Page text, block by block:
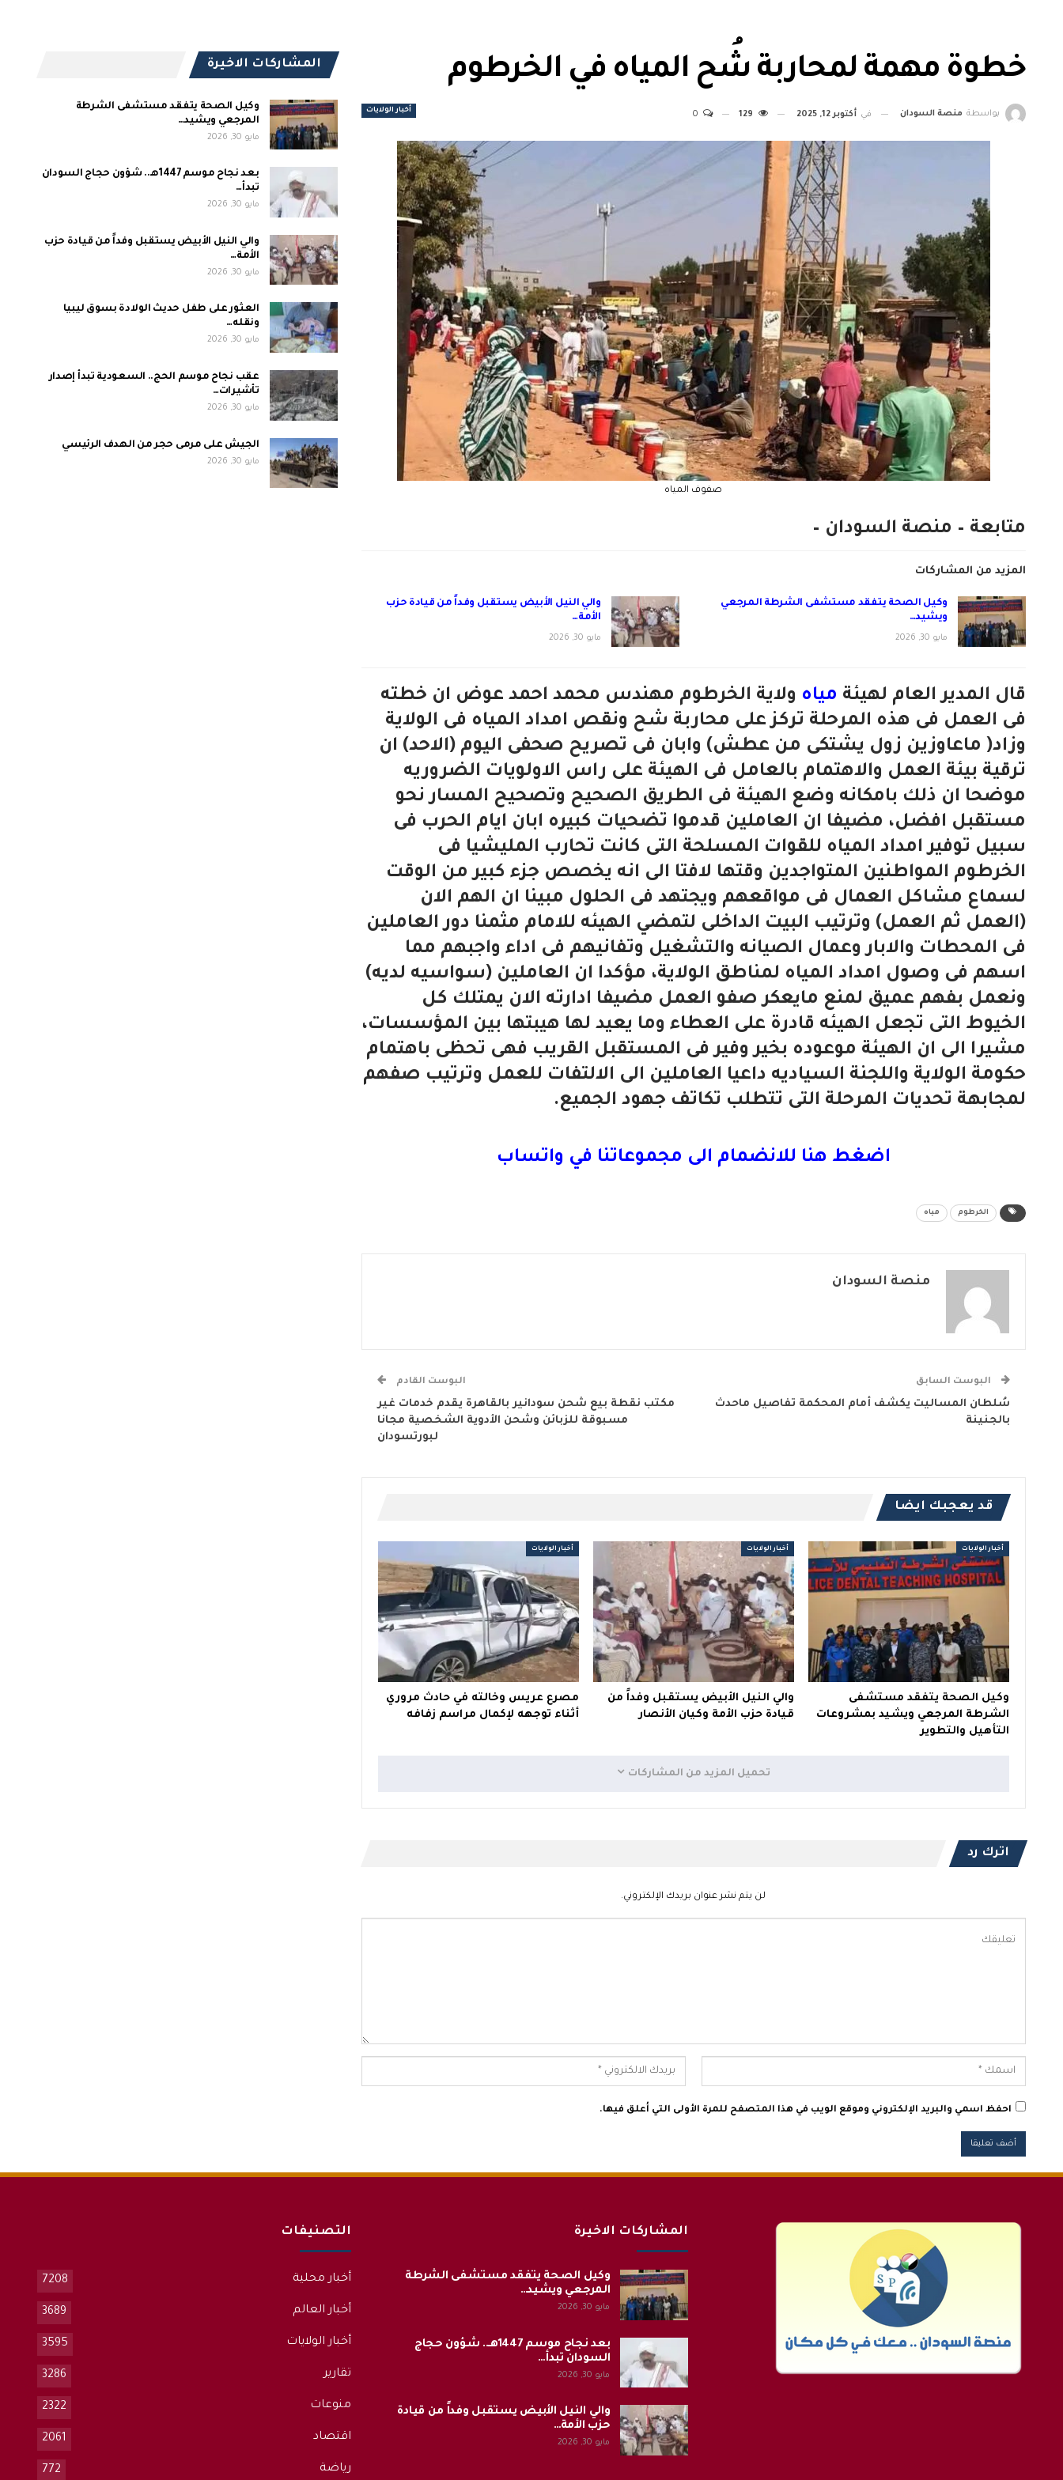
خطوة مهمة لمحاربة شُح المياه في الخرطوم
أخبار الولايات بواسطة منصة السودان في أكتوبر 12, 2025 129
صفوف المياه
متابعة – منصة السودان –
المزيد من المشاركات
وكيل الصحة يتفقد مستشفى الشرطة المرجعي
ويشيد…
مايو 30, 2026
والي النيل الأبيض يستقبل وفداً من قيادة حزب
الأمة…
مايو 30, 2026
قال المدير العام لهيئة مياه ولاية الخرطوم مهندس محمد احمد عوض ان خطته
فى العمل فى هذه المرحلة تركز على محاربة شح ونقص امداد المياه فى الولاية
وزاد( ماعاوزين زول يشتكى من عطش) وابان فى تصريح صحفى اليوم (الاحد) ان
ترقية بيئة العمل والاهتمام بالعامل فى الهيئة على راس الاولويات الضروريه
موضحا ان ذلك بامكانه وضع الهيئة فى الطريق الصحيح وتصحيح المسار نحو
مستقبل افضل، مضيفا ان العاملين قدموا تضحيات كبيره ابان ايام الحرب فى
سبيل توفير امداد المياه للقوات المسلحة التى كانت تحارب المليشيا فى
الخرطوم المواطنين المتواجدين وقتها لافتا الى انه يخصص جزء كبير من الوقت
لسماع مشاكل العمال فى مواقعهم ويجتهد فى الحلول مبينا ان الهم الان
(العمل ثم العمل) وترتيب البيت الداخلى لتمضي الهيئه للامام مثمنا دور العاملين
فى المحطات والابار وعمال الصيانه والتشغيل وتفانيهم فى اداء واجبهم مما
اسهم فى وصول امداد المياه لمناطق الولاية، مؤكدا ان العاملين (سواسيه لديه)
ونعمل بفهم عميق لمنع مايعكر صفو العمل مضيفا ادارته الان يمتلك كل
الخيوط التى تجعل الهيئه قادرة على العطاء وما يعيد لها هيبتها بين المؤسسات،
مشيرا الى ان الهيئة موعوده بخير وفير فى المستقبل القريب فهى تحظى باهتمام
حكومة الولاية واللجنة السياديه داعيا العاملين الى الالتفات للعمل وترتيب صفهم
لمجابهة تحديات المرحلة التى تتطلب تكاتف جهود الجميع.
اضغط هنا للانضمام الى مجموعاتنا في واتساب
الخرطوم مياه
منصة السودان
البوست السابق
سُلطان المساليت يكشف أمام المحكمة تفاصيل ماحدث
بالجنينة
البوست القادم
مكتب نقطة بيع شحن سودانير بالقاهرة يقدم خدمات غير
مسبوقة للزبائن وشحن الأدوية الشخصية مجانا
لبورتسودان
قد يعجبك ايضا
أخبار الولايات
وكيل الصحة يتفقد مستشفى
الشرطة المرجعي ويشيد بمشروعات
التأهيل والتطوير
أخبار الولايات
والي النيل الأبيض يستقبل وفداً من
قيادة حزب الأمة وكيان الأنصار
أخبار الولايات
مصرع عريس وخالته في حادث مروري
أثناء توجهه لإكمال مراسم زفافه
تحميل المزيد من المشاركات
اترك رد
لن يتم نشر عنوان بريدك الإلكتروني.
احفظ اسمي والبريد الإلكتروني وموقع الويب في هذا المتصفح للمرة الأولى التي أعلق فيها.
المشاركات الاخيرة
وكيل الصحة يتفقد مستشفى الشرطة
المرجعي ويشيد…
مايو 30, 2026
بعد نجاح موسم 1447هـ.. شؤون حجاج السودان
تبدأ…
مايو 30, 2026
والي النيل الأبيض يستقبل وفداً من قيادة حزب
الأمة…
مايو 30, 2026
العثور على طفل حديث الولادة بسوق ليبيا
ونقله…
مايو 30, 2026
عقب نجاح موسم الحج.. السعودية تبدأ إصدار
تأشيرات…
مايو 30, 2026
الجيش على مرمى حجر من الهدف الرئيسي
مايو 30, 2026
المشاركات الاخيرة
وكيل الصحة يتفقد مستشفى الشرطة
المرجعي ويشيد…
مايو 30, 2026
بعد نجاح موسم 1447هـ.. شؤون حجاج
السودان تبدأ…
مايو 30, 2026
والي النيل الأبيض يستقبل وفداً من قيادة
حزب الأمة…
مايو 30, 2026
التصنيفات
أخبار محلية 7208
أخبار العالم 3689
أخبار الولايات 3595
تقارير 3286
منوعات 2322
اقتصاد 2061
رياضة 772